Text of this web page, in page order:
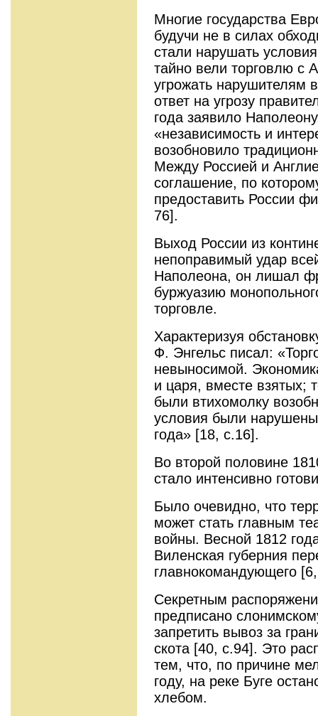
Многие государства
будучи не в силах
стали нарушать
тайно вели торговлю с
угрожать нарушителям
ответ на угрозу
года заявило
«независимость и
возобновило
Между Россией и
соглашение, по
предоставить России
76].
Выход России из
непоправимый удар
Наполеона, он лишал
буржуазию
торговле.
Характеризуя
Ф. Энгельс писал:
невыносимой.
и царя, вместе взятых;
были втихомолку
условия были
года» [18, с.16].
Во второй половине
стало интенсивно
Было очевидно, что
может стать главным
войны. Весной 1812
Виленская губерния
главнокомандующего
Секретным
предписано
запретить вывоз за
скота [40, с.94]. Это
тем, что, по причине
году, на реке Буге
хлебом.